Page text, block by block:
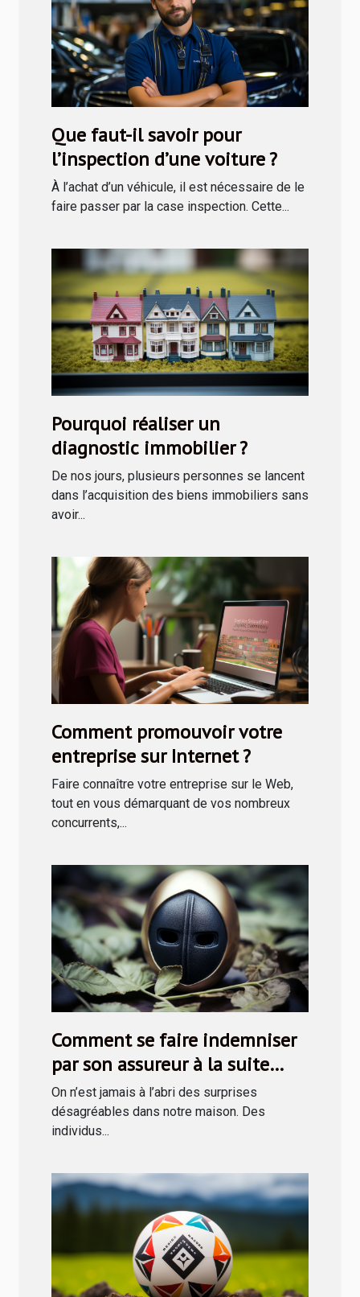
Que faut-il savoir pour
l’inspection d’une voiture ?
À l’achat d’un véhicule, il est nécessaire de le
faire passer par la case inspection. Cette...
Pourquoi réaliser un
diagnostic immobilier ?
De nos jours, plusieurs personnes se lancent
dans l’acquisition des biens immobiliers sans
avoir...
Comment promouvoir votre
entreprise sur Internet ?
Faire connaître votre entreprise sur le Web,
tout en vous démarquant de vos nombreux
concurrents,...
Comment se faire indemniser
par son assureur à la suite
d’une rapine ?
On n’est jamais à l’abri des surprises
désagréables dans notre maison. Des
individus...